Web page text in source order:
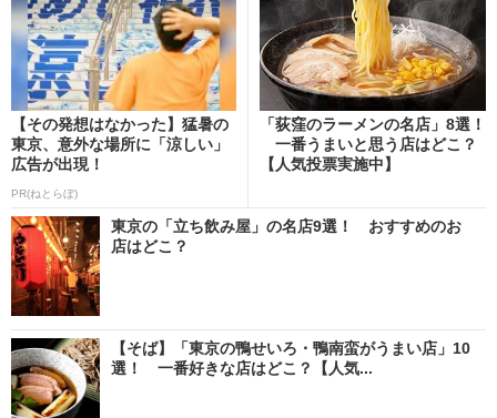
【その発想はなかった】猛暑の
東京、意外な場所に「涼しい」
広告が出現！
PR(ねとらぼ)
「荻窪のラーメンの名店」8選！
一番うまいと思う店はどこ？
【人気投票実施中】
東京の「立ち飲み屋」の名店9選！ おすすめのお
店はどこ？
【そば】「東京の鴨せいろ・鴨南蛮がうまい店」10
選！ 一番好きな店はどこ？【人気...